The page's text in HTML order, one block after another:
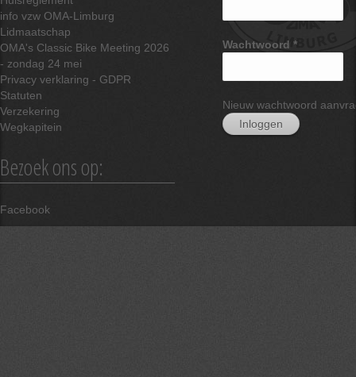
info vzw OMA-Limburg
Lidmaatschap
OMA's Classic Bike Meeting 2026
- zondag 24 mei
Privacy verklaring - GDPR
Statuten
Verzekering
Wegkapitein
Bezoek ons op:
Facebook
Wachtwoord *
Nieuw wachtwoord